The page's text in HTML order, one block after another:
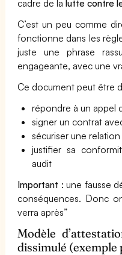
cadre de lalutte contre
C’est un peu comme
fonctionne dans les
juste une phrase
engageante, avec une
Ce document peut être
répondre à un appel
signer un contrat
sécuriser une
justifier sa
audit
Important : une fausse
conséquences. Donc
verra après”
Modèle
dissimulé